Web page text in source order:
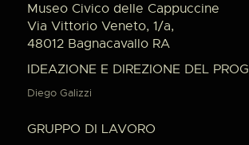
Museo Civico delle Cappuccine
Via Vittorio Veneto, 1/a,
48012 Bagnacavallo RA
IDEAZIONE E DIREZIONE DEL
Diego Galizzi
GRUPPO DI LAVORO